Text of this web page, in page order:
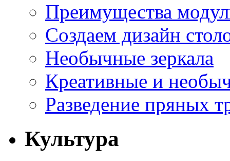
Преимущества
Создаем дизайн
Необычные зеркала
Креативные и
Разведение пряных
Культура